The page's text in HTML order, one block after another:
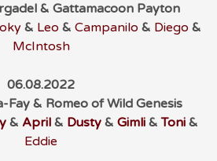
& Gattamacoon Payton
& Leo & Campanilo & Diego &
McIntosh
06.08.2022
Fay & Romeo of Wild Genesis
& April & Dusty & Gimli &Toni &
Eddie